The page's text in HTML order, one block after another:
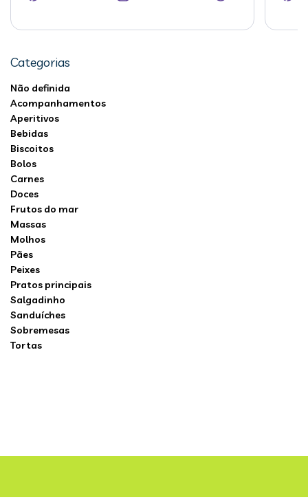
Categorias
Não definida
Acompanhamentos
Aperitivos
Bebidas
Biscoitos
Bolos
Carnes
Doces
Frutos do mar
Massas
Molhos
Pães
Peixes
Pratos principais
Salgadinho
Sanduíches
Sobremesas
Tortas